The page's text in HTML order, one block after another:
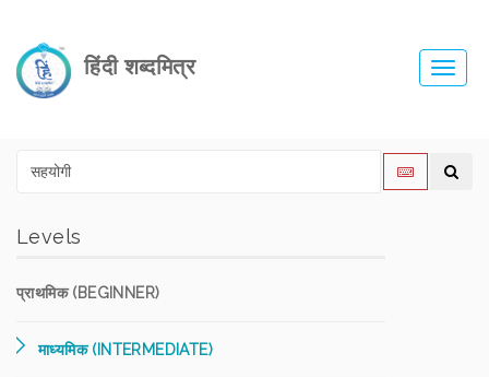
हिंदी शब्दमित्र
Levels
प्राथमिक (BEGINNER)
माध्यमिक (INTERMEDIATE)